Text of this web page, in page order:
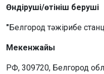
Өндіруші/өтініш беруші
"Белгород тәжірибе
Мекенжайы
РФ, 309720, Белгород